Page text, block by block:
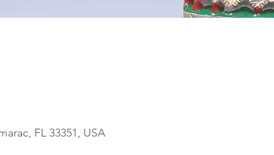
FL 33351, USA